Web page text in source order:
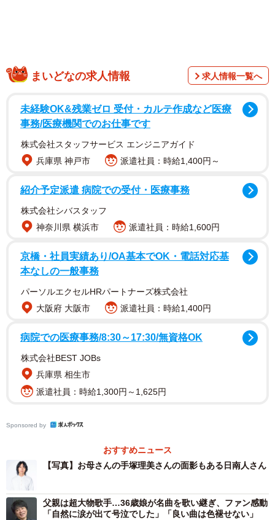
ファンからは「素敵です」「ヘアスタイルめちゃくちゃ似
合っていますね！」などのコメントが集まった。
まいどなの求人情報 求人情報一覧へ
未経験OK&残業ゼロ 受付・カルテ作成など医療
事務/医療機関でのお仕事です
株式会社スタッフサービス エンジニアガイド
兵庫県 神戸市
派遣社員：時給1,400円～
紹介予定派遣 病院での受付・医療事務
株式会社シバスタッフ
神奈川県 横浜市
派遣社員：時給1,600円
京橋・社員実績あり/OA基本でOK・電話対応基
本なしの一般事務
パーソルエクセルHRパートナーズ株式会社
大阪府 大阪市
派遣社員：時給1,400円
病院での医療事務/8:30～17:30/無資格OK
株式会社BEST JOBs
兵庫県 相生市
派遣社員：時給1,300円～1,625円
Sponsored by
おすすめニュース
【写真】お母さんの手塚理美さんの面影もある日南人さん
父親は超大物歌手…36歳娘が名曲を歌い継ぎ、ファン感動
「自然に涙が出て号泣でした」「良い曲は色褪せない」